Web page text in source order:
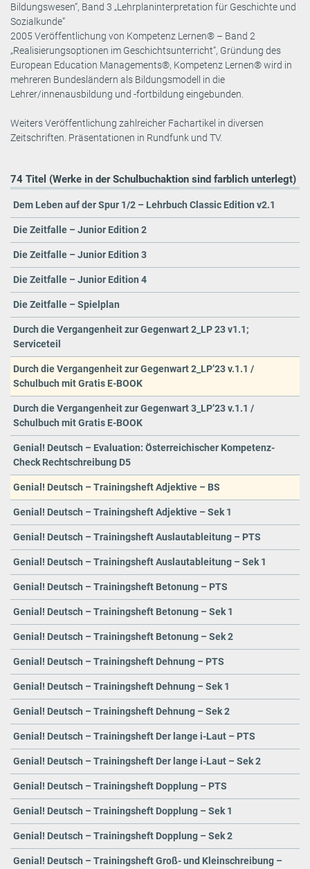
Bildungswesen“, Band 3 „Lehrplaninterpretation für Geschichte und
Sozialkunde“
2005 Veröffentlichung von Kompetenz Lernen® – Band 2
„Realisierungsoptionen im Geschichtsunterricht“, Gründung des
European Education Managements®, Kompetenz Lernen® wird in
mehreren Bundesländern als Bildungsmodell in die
Lehrer/innenausbildung und -fortbildung eingebunden.
Weiters Veröffentlichung zahlreicher Fachartikel in diversen
Zeitschriften. Präsentationen in Rundfunk und TV.
74 Titel (Werke in der Schulbuchaktion sind farblich unterlegt)
Dem Leben auf der Spur 1/2 – Lehrbuch Classic Edition v2.1
Die Zeitfalle – Junior Edition 2
Die Zeitfalle – Junior Edition 3
Die Zeitfalle – Junior Edition 4
Die Zeitfalle – Spielplan
Durch die Vergangenheit zur Gegenwart 2_LP 23 v1.1;
Serviceteil
Durch die Vergangenheit zur Gegenwart 2_LP’23 v.1.1 /
Schulbuch mit Gratis E-BOOK
Durch die Vergangenheit zur Gegenwart 3_LP’23 v.1.1 /
Schulbuch mit Gratis E-BOOK
Genial! Deutsch – Evaluation: Österreichischer Kompetenz-
Check Rechtschreibung D5
Genial! Deutsch – Trainingsheft Adjektive – BS
Genial! Deutsch – Trainingsheft Adjektive – Sek 1
Genial! Deutsch – Trainingsheft Auslautableitung – PTS
Genial! Deutsch – Trainingsheft Auslautableitung – Sek 1
Genial! Deutsch – Trainingsheft Betonung – PTS
Genial! Deutsch – Trainingsheft Betonung – Sek 1
Genial! Deutsch – Trainingsheft Betonung – Sek 2
Genial! Deutsch – Trainingsheft Dehnung – PTS
Genial! Deutsch – Trainingsheft Dehnung – Sek 1
Genial! Deutsch – Trainingsheft Dehnung – Sek 2
Genial! Deutsch – Trainingsheft Der lange i-Laut – PTS
Genial! Deutsch – Trainingsheft Der lange i-Laut – Sek 2
Genial! Deutsch – Trainingsheft Dopplung – PTS
Genial! Deutsch – Trainingsheft Dopplung – Sek 1
Genial! Deutsch – Trainingsheft Dopplung – Sek 2
Genial! Deutsch – Trainingsheft Groß- und Kleinschreibung –